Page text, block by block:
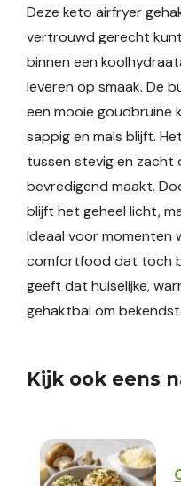
Deze keto airfryer
vertrouwd gerecht
binnen een
leveren op smaak. De
een mooie goudbruine
sappig en mals blijft.
tussen stevig en zacht
bevredigend maakt.
blijft het geheel licht,
Ideaal voor momenten
comfortfood dat toch
geeft dat huiselijke,
gehaktbal om
Kijk ook eens